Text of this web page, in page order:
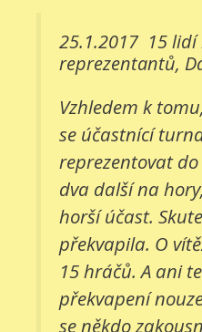
25.1.2017 15 lidí
reprezentantů,
Vzhledem k
se účastnící
reprezentovat
dva další na
horší účast.
překvapila. O
15 hráčů. A ani
překvapení
se někdo